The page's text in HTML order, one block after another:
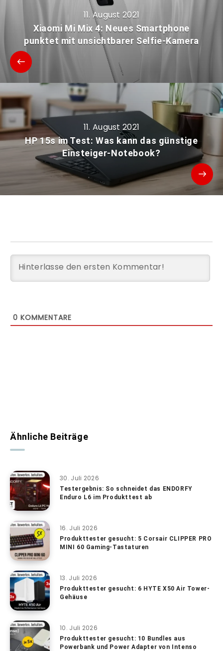
11. August 2021
Xiaomi Mi Mix 4: Neues Smartphone
punktet mit unsichtbarer Selfie-Kamera
11. August 2021
HP 15s im Test: Was kann das günstige
Einsteiger-Notebook?
0 KOMMENTARE
Ähnliche Beiträge
30. Juli 2026
Testergebnis: So schneidet das ENDORFY
Enduro L6 im Produkttest ab
16. Juli 2026
Produkttester gesucht: 5 Corsair CLIPPER PRO
MINI 60 Gaming-Tastaturen
13. Juli 2026
Produkttester gesucht: 6 HYTE X50 Air Tower-
Gehäuse
10. Juli 2026
Produkttester gesucht: 10 Bundles aus
Powerbank und Power Adapter von Intenso